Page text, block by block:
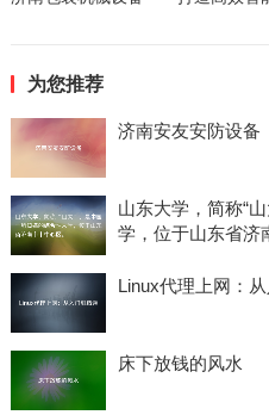
为您推荐
济南安友安防设备
山东大学，简称“
学，位于山东省济
Linux代理上网：
床下放钱的风水